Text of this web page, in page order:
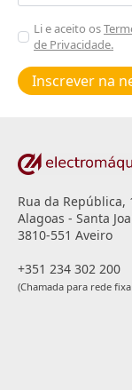
Aceitar
Poiticas
de
privacidade
Li e aceito os
de Privacidade.
Inscrever na
Rua da República,
Alagoas - Santa
3810-551 Aveiro
+351 234 302 200
(Chamada para rede